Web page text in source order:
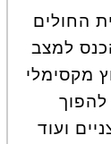
החולים
למצב
מקסימלי
ועוד